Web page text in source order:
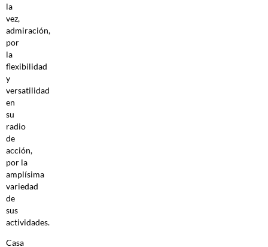
la
vez,
admiración,
por
la
flexibilidad
y
versatilidad
en
su
radio
de
acción,
por la
amplísima
variedad
de
sus
actividades.
Casa